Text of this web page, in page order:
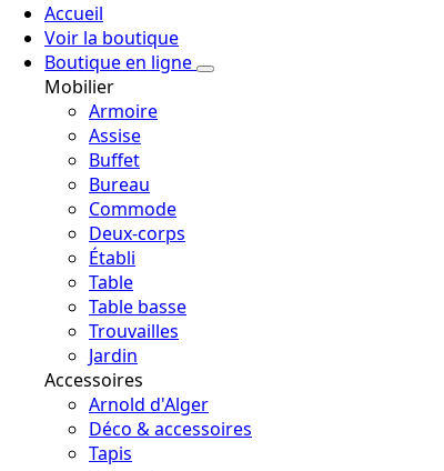
Accueil
Voir la boutique
Boutique en ligne
Mobilier
Armoire
Assise
Buffet
Bureau
Commode
Deux-corps
Établi
Table
Table basse
Trouvailles
Jardin
Accessoires
Arnold d'Alger
Déco & accessoires
Tapis